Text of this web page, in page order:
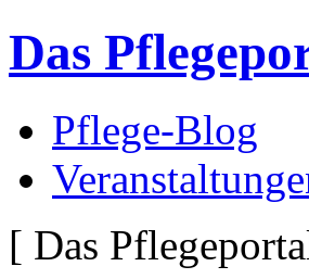
Das
Pflege-Blog
[ Das